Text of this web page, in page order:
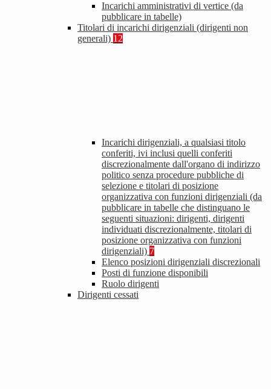
Incarichi amministrativi di vertice (da
pubblicare in tabelle)
Titolari di incarichi dirigenziali (dirigenti non
generali) 12
Incarichi dirigenziali, a qualsiasi titolo
conferiti, ivi inclusi quelli conferiti
discrezionalmente dall'organo di indirizzo
politico senza procedure pubbliche di
selezione e titolari di posizione
organizzativa con funzioni dirigenziali (da
pubblicare in tabelle che distinguano le
seguenti situazioni: dirigenti, dirigenti
individuati discrezionalmente, titolari di
posizione organizzativa con funzioni
dirigenziali) 7
Elenco posizioni dirigenziali discrezionali
Posti di funzione disponibili
Ruolo dirigenti
Dirigenti cessati